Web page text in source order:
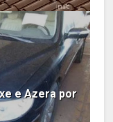
e Azera por